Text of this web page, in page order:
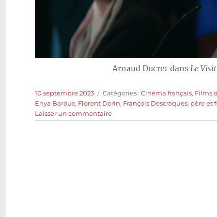
Arnaud Ducret dans Le
Publié
le
10 septembre 2023 Catégories
Catégories :Cinéma français, Films
Enya Baroux, Florent Dorin, François Descraques, père et
Laisser un commentairesur
Le